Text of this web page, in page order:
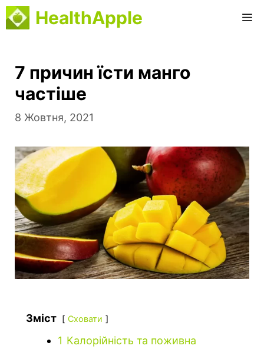
Перейти
до
HealthApple
7 причин їсти манго
частіше
8 Жовтня, 2021
Зміст Сховати
1 Калорійність та поживна